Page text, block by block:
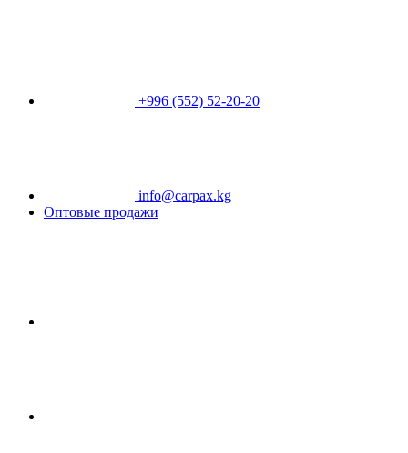
+996 (552) 52-20-20
info@carpax.kg
Оптовые продажи